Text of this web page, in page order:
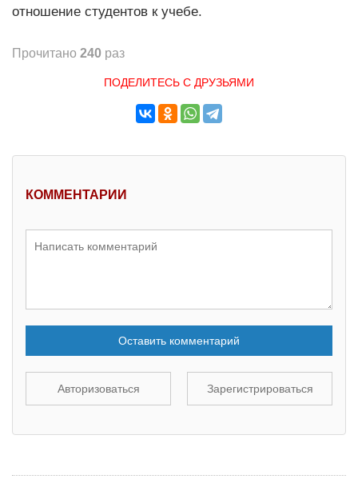
отношение студентов к учебе.
Прочитано 240 раз
ПОДЕЛИТЕСЬ С ДРУЗЬЯМИ
КОММЕНТАРИИ
Оставить комментарий
Авторизоваться Зарегистрироваться